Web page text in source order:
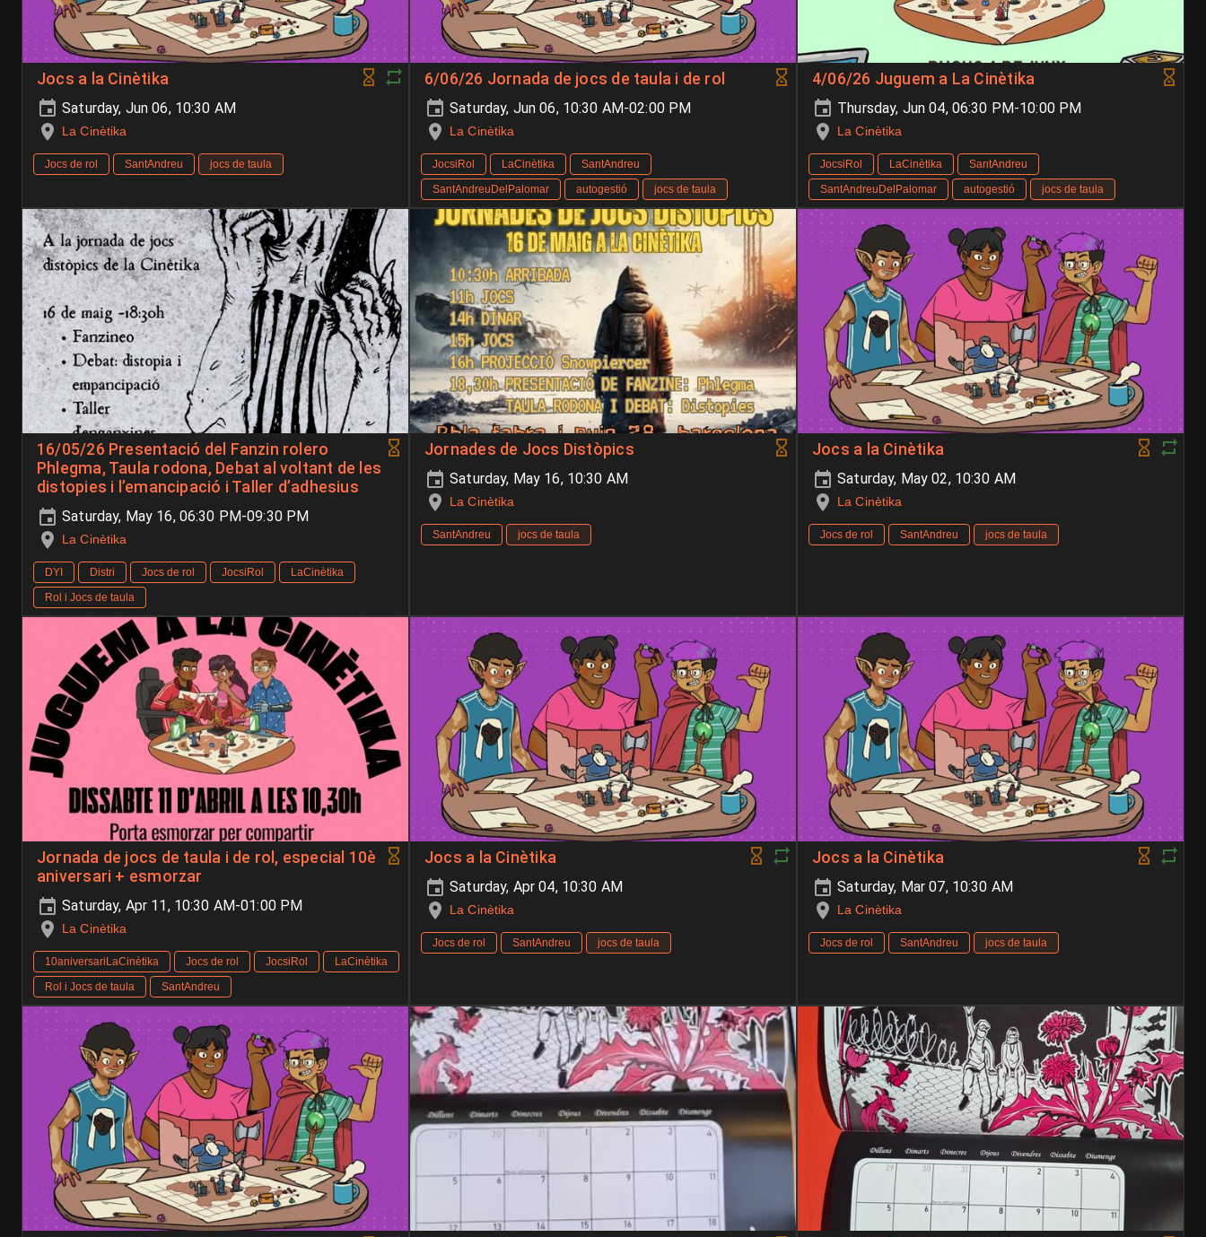
Jocs a la Cinètika
Saturday, Jun 06, 10:30 AM
La Cinètika
Jocs de rol SantAndreu jocs de taula
6/06/26 Jornada de jocs de taula i de rol
Saturday, Jun 06, 10:30 AM-02:00 PM
La Cinètika
JocsiRol LaCinètika
SantAndreu
SantAndreuDelPalomar
autogestió jocs de taula
4/06/26 Juguem a La Cinètika
Thursday, Jun 04, 06:30 PM-10:00 PM
La Cinètika
JocsiRol LaCinètika
SantAndreu
SantAndreuDelPalomar
autogestió jocs de taula
16/05/26 Presentació del Fanzin rolero
Phlegma, Taula rodona, Debat al voltant de les
distopies i l’emancipació i Taller d’adhesius
Saturday, May 16, 06:30 PM-09:30 PM
La Cinètika
DYI Distri Jocs de rol JocsiRol
LaCinètika
Rol i Jocs de taula
Jornades de Jocs Distòpics
Saturday, May 16, 10:30 AM
La Cinètika
SantAndreu jocs de taula
Jocs a la Cinètika
Saturday, May 02, 10:30 AM
La Cinètika
Jocs de rol SantAndreu jocs de taula
Jornada de jocs de taula i de rol, especial 10è
aniversari + esmorzar
Saturday, Apr 11, 10:30 AM-01:00 PM
La Cinètika
10aniversariLaCinètika Jocs de rol JocsiRol
LaCinètika
Rol i Jocs de taula
SantAndreu
Jocs a la Cinètika
Saturday, Apr 04, 10:30 AM
La Cinètika
Jocs de rol SantAndreu jocs de taula
Jocs a la Cinètika
Saturday, Mar 07, 10:30 AM
La Cinètika
Jocs de rol SantAndreu jocs de taula